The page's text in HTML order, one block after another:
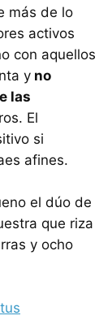
más de lo
activos
con aquellos
y no
las
El
si
afines.
el dúo de
que riza
y ocho